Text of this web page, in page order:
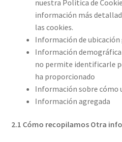
nuestra Política de
información más
las cookies.
Información de
Información
no permite identificarle
ha proporcionado
Información sobre cómo
Información agregada
2.1 Cómo recopilamos Otra